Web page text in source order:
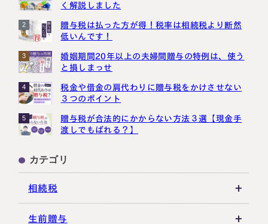
く解説しました
2
贈与税は払った方が得！税率は相続税より断然
低いんです！
3
婚姻期間20年以上の夫婦間贈与の特例は、使う
と損しまっせ
4
税金や借金の肩代わりに贈与税をかけさせない
３つのポイント
5
贈与税が合法的にかからない方法３選【現金手
渡しでもばれる？】
カテゴリ
相続税
相続税の基礎知識
生前贈与